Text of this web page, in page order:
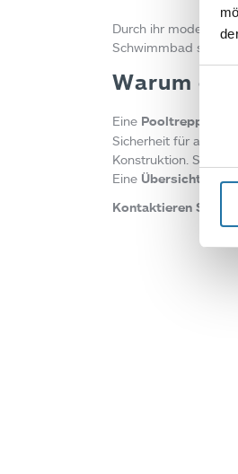
Durch ihr modernes
Schwimmbad
Warum
Eine Pooltreppe
Sicherheit für alle
Konstruktion. Somit
Eine Übersicht
Kontaktieren Sie